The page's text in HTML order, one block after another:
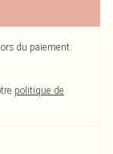
du paiement.
politique de